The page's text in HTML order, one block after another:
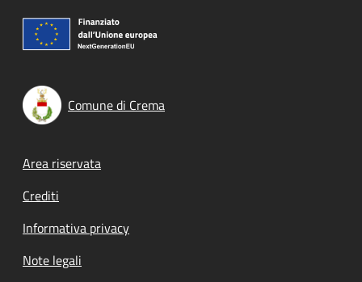
Comune di Crema
Footer menu
Area riservata
Crediti
Informativa privacy
Note legali